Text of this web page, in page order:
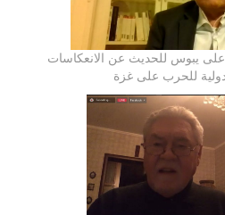
يبوس للحديث عن الانعكاسات
للحرب على غزة